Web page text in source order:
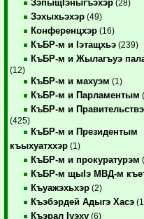
ЗэпыщIэныгъэхэр (28)
Зэхыхьэхэр (49)
Конференцхэр (16)
КъБР-м и Iэтащхьэ (239)
КъБР-м и Жылагъуэ
(12)
КъБР-м и махуэм (1)
КъБР-м и Парламентым
КъБР-м и
(425)
КъБР-м и Президентым
къыхуатххэр (1)
КъБР-м и прокуратурэм
КъБР-м щыIэ МВД-м
Къуажэхьхэр (2)
Къэбэрдей Адыгэ Хасэ
Къэрал Iуэху (6)